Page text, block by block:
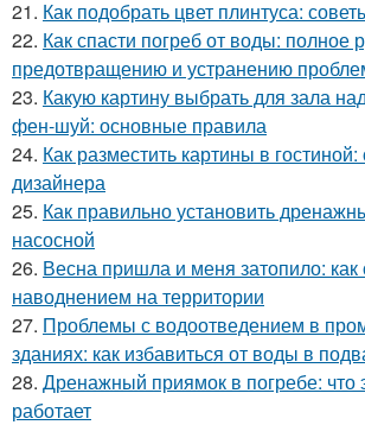
21. Как подобрать цвет плинтуса:
22. Как спасти погреб от воды: полное
предотвращению и устранению
23. Какую картину выбрать для зала
фен-шуй: основные правила
24. Как разместить картины в
дизайнера
25. Как правильно установить
насосной
26. Весна пришла и меня затопило: как
наводнением на территории
27. Проблемы с водоотведением в
зданиях: как избавиться от воды в
28. Дренажный приямок в погребе: что
работает